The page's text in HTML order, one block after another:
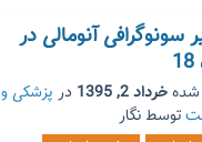
سونوگرافی آنومالی در
خرداد 2, 1395 در پزشکی و
توسط نگار